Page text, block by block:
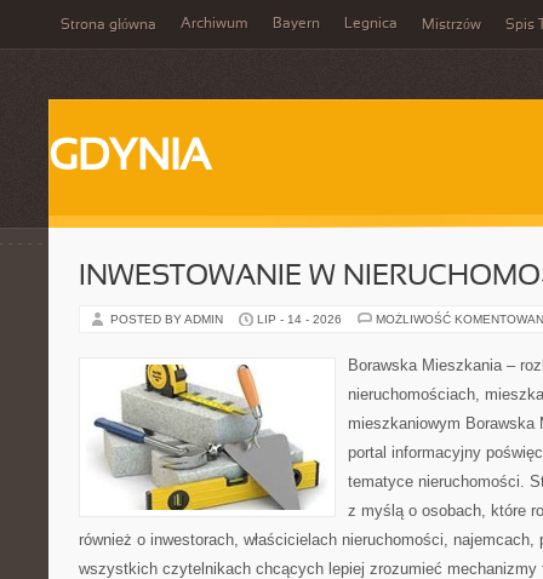
Strona główna Archiwum Bayern Legnica Mistrzów Spis
GDYNIA
INWESTOWANIE W
POSTED BY ADMIN LIP - 14 - 2026 MOŻLIWOŚĆ
Borawska Mieszkania –
nieruchomościach,
mieszkaniowym Borawska
portal informacyjny
tematyce nieruchomości.
z myślą o osobach, które
również o inwestorach, właścicielach nieruchomości, najemcach,
wszystkich czytelnikach chcących lepiej zrozumieć mechanizmy